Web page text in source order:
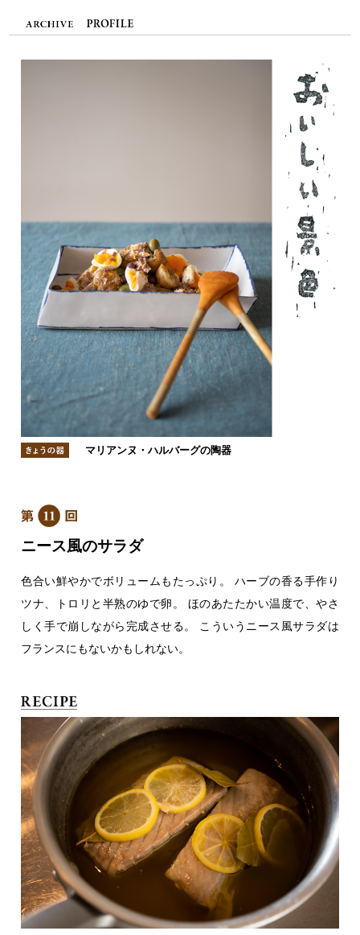
マリアンヌ・ハルバーグの陶器
ニース風のサラダ
色合い鮮やかでボリュームもたっぷり。
ハーブの香る手作り
ツナ、トロリと半熟のゆで卵。
ほのあたたかい温度で、やさ
しく手で崩しながら完成させる。
こういうニース風サラダは
フランスにもないかもしれない。